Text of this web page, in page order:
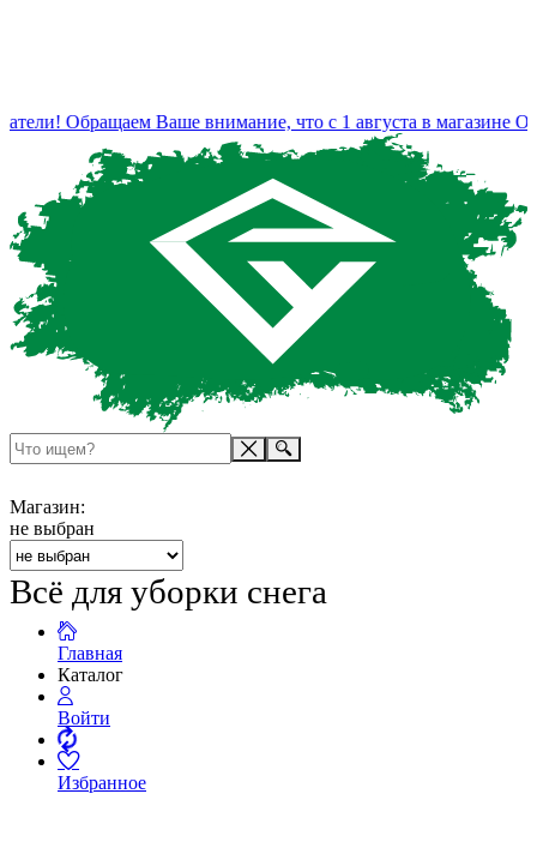
Обращаем Ваше внимание, что с 1 августа в магазине
Магазин:
не выбран
Всё для уборки снега
Главная
Каталог
Войти
Избранное